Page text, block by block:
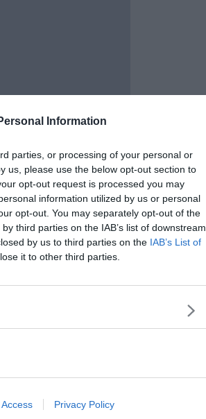
Information
parties, or processing of your personal or
us, please use the below opt-out section to
opt-out request is processed you may
information utilized by us or personal
opt-out. You may separately opt-out of the
third parties on the IAB’s list of downstream
by us to third parties on the IAB’s List of
it to other third parties.
Privacy Policy